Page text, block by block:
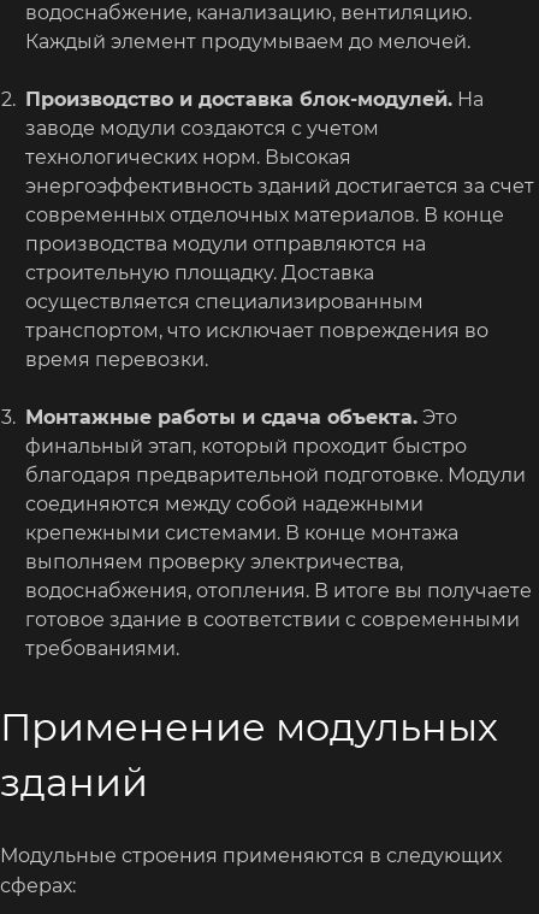
водоснабжение, канализацию, вентиляцию.
Каждый элемент продумываем до мелочей.
Производство и доставка блок-модулей. На
заводе модули создаются с учетом
технологических норм. Высокая
энергоэффективность зданий достигается за счет
современных отделочных материалов. В конце
производства модули отправляются на
строительную площадку. Доставка
осуществляется специализированным
транспортом, что исключает повреждения во
время перевозки.
Монтажные работы и сдача объекта. Это
финальный этап, который проходит быстро
благодаря предварительной подготовке. Модули
соединяются между собой надежными
крепежными системами. В конце монтажа
выполняем проверку электричества,
водоснабжения, отопления. В итоге вы получаете
готовое здание в соответствии с современными
требованиями.
Применение модульных
зданий
Модульные строения применяются в следующих
сферах: